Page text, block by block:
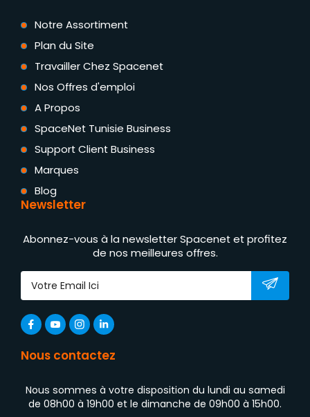
Notre Assortiment
Plan du Site
Travailler Chez Spacenet
Nos Offres d'emploi
A Propos
SpaceNet Tunisie Business
Support Client Business
Marques
Blog
Newsletter
Abonnez-vous à la newsletter Spacenet et profitez
de nos meilleures offres.
Nous contactez
Nous sommes à votre disposition du lundi au samedi
de 08h00 à 19h00 et le dimanche de 09h00 à 15h00.